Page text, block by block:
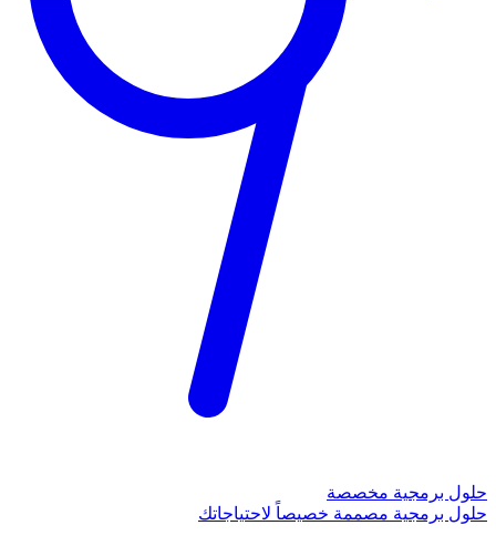
حلول برمجية مخصصة
حلول برمجية مصممة خصيصاً لاحتياجاتك